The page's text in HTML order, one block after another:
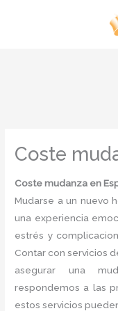
Coste
Coste mudanza en
Mudarse a un nuevo
una experiencia
estrés y
Contar con servicios
asegurar una
respondemos a las
estos servicios